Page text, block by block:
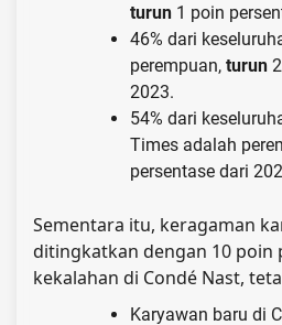
turun 1 poin
46% dari
perempuan, turun
2023.
54% dari
Times adalah
persentase dari
Sementara itu, keragaman
ditingkatkan dengan 10 poin
kekalahan di Condé Nast,
Karyawan baru di